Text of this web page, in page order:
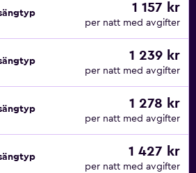
1 157 kr
per natt med avgifter
1 239 kr
per natt med avgifter
1 278 kr
per natt med avgifter
1 427 kr
per natt med avgifter